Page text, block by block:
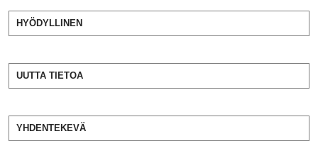
HYÖDYLLINEN
UUTTA TIETOA
YHDENTEKEVÄ